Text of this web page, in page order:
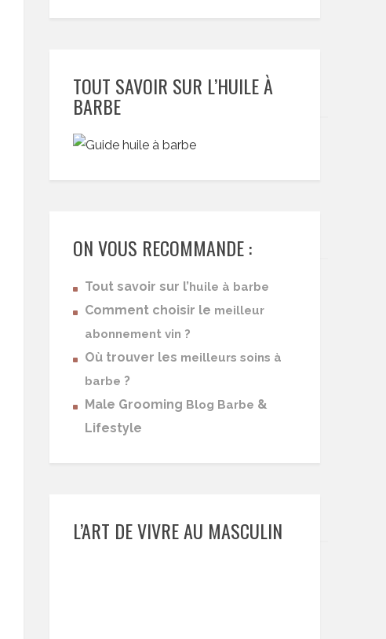
TOUT SAVOIR SUR L’HUILE À
BARBE
ON VOUS RECOMMANDE :
Tout savoir sur l’huile à barbe
Comment choisir le meilleur
abonnement vin ?
Où trouver les meilleurs soins à
barbe ?
Male Grooming Blog Barbe &
Lifestyle
L’ART DE VIVRE AU MASCULIN